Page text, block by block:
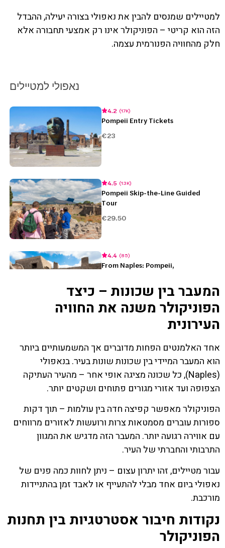
למטיילים שמנסים להבין את נאפולי בצורה יעילה, ההבדל
הזה הוא קריטי – הפוניקולר אינו רק אמצעי תחבורה אלא
חלק מהחוויה הפנורמית עצמה.
המעבר בין שכונות – כיצד
הפוניקולר משנה את החוויה
העירונית
אחד האלמנטים הפחות מדוברים אך המשמעותיים ביותר
הוא המעבר המיידי בין שכונות שונות בעיר. בנאפולי
(Naples), כל שכונה מציגה אופי אחר – מהעיר העתיקה
הצפופה ועד אזורי מגורים פתוחים ושקטים יותר.
הפוניקולר מאפשר קפיצה חדה בין עולמות – תוך דקות
ספורות עוברים מסמטאות צרות ורועשות לאזורים מרווחים
עם אווירה רגועה יותר. המעבר הזה מדגיש את המגוון
התרבותי והחברתי של העיר.
עבור מטיילים, זהו יתרון עצום – ניתן לחוות כמה פנים של
נאפולי ביום אחד מבלי להתעייף או לאבד זמן בהתניידות
מורכבת.
נקודות חיבור אסטרטגיות בין תחנות
הפוניקולר